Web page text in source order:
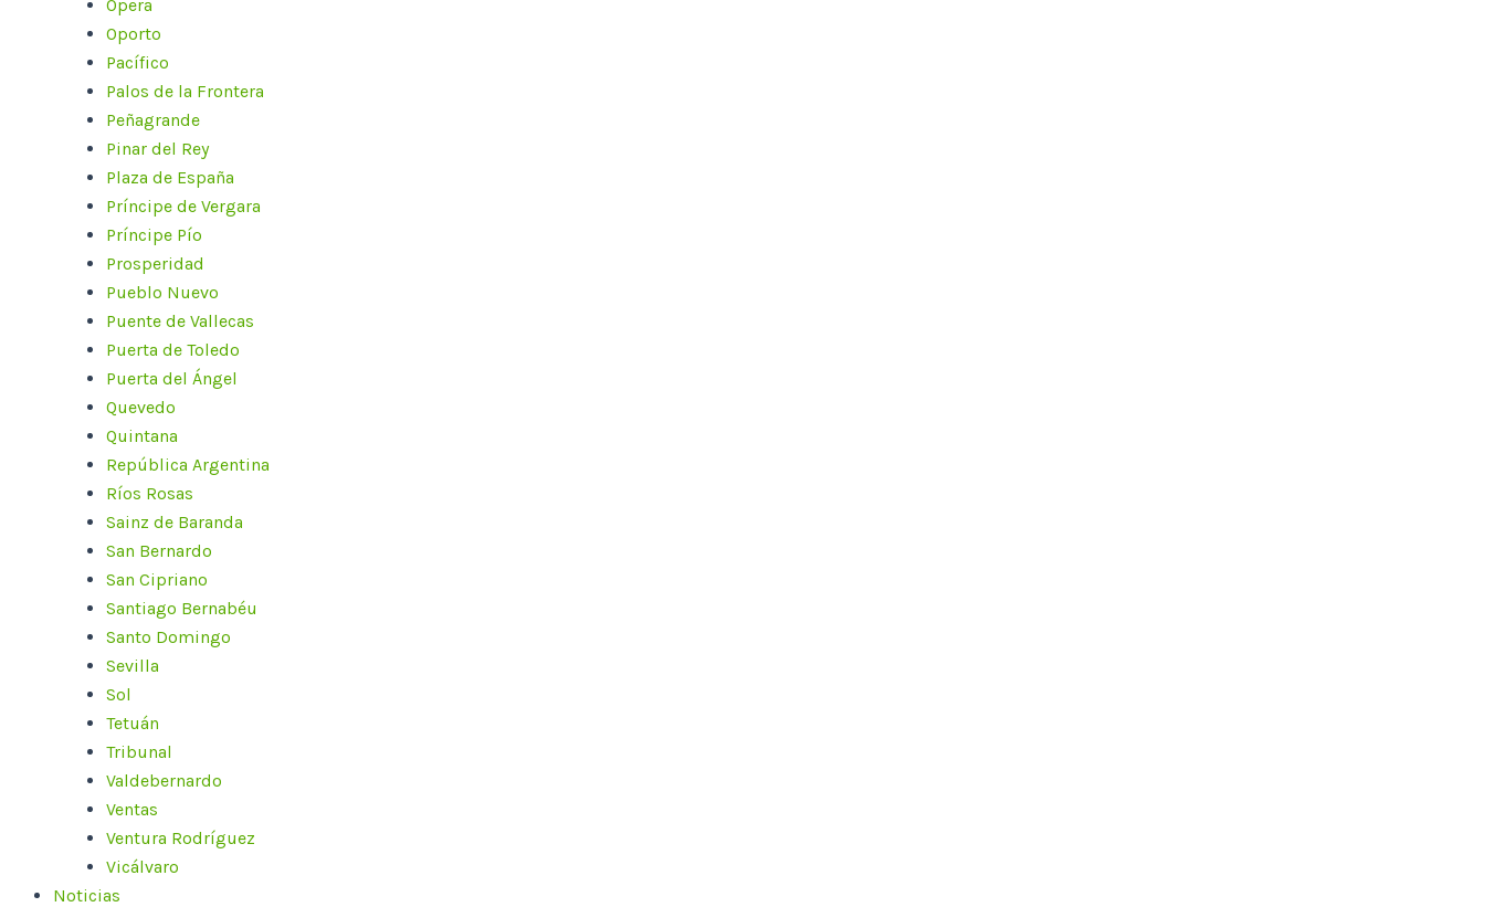
Ópera
Oporto
Pacífico
Palos de la Frontera
Peñagrande
Pinar del Rey
Plaza de España
Príncipe de Vergara
Príncipe Pío
Prosperidad
Pueblo Nuevo
Puente de Vallecas
Puerta de Toledo
Puerta del Ángel
Quevedo
Quintana
República Argentina
Ríos Rosas
Sainz de Baranda
San Bernardo
San Cipriano
Santiago Bernabéu
Santo Domingo
Sevilla
Sol
Tetuán
Tribunal
Valdebernardo
Ventas
Ventura Rodríguez
Vicálvaro
Noticias